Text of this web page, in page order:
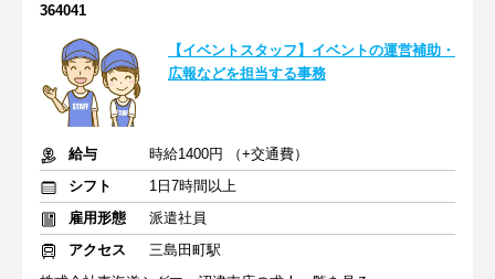
364041
【イベントスタッフ】イベントの運営補助・
広報などを担当する事務
給与
時給1400円 （+交通費）
シフト
1日7時間以上
雇用形態
派遣社員
アクセス
三島田町駅